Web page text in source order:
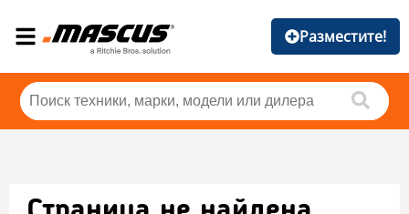
Разместите!